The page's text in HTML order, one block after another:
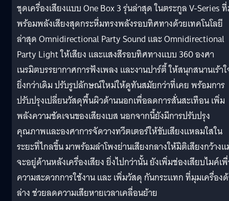
ชุดเครื่องเสียงแบบ One Box 3 รุ่นล่าสุด ในตระกูล V-Series
พร้อมพลังเสียงสุดกระหึ่มทรงพลังรอบทิศทางด้วยเทคโนโลยี
ล่าสุด Omnidirectional Party Sound และ Omnidirectional
Party Light ให้เสียง และแสงสีรอบทิศทางแบบ 360 องศา
เนรมิตบรรยากาศการฟังเพลง และงานปาร์ตี้ ให้สนุกสนานเร้า
ยิ่งกว่าเดิม ปรับรูปลักษณ์ใหม่ให้ดูทันสมัยกว่าที่เคย พร้อมการ
ปรับปรุงเปลี่ยนวัสดุพื้นผิวด้านนอกเพื่อลดการสั่นสะเทือน เพิ่ม
พลังความชัดเจนของเสียงเบส นอกจากนี้ยังมีการปรับปรุง
คุณภาพและองศาการจัดวางทวีตเตอร์ให้ขับเสียงแหลมใสใน
ระยะที่ไกลขึ้น มาพร้อมลำโพงย่านเสียงกลางให้มิติเสียงกว้าง
จะอยู่ด้านหลังเครื่องเสียง ยิ่งไปกว่านั้น ยังเพิ่มช่องเสียบไมค์เ
ความสะดวกการใช้งาน และ เพิ่มวัสดุ กันกระแทก ที่มุมเครื่อง
ล่าง ช่วยลดความเสียหายเวลาเคลื่อนย้าย